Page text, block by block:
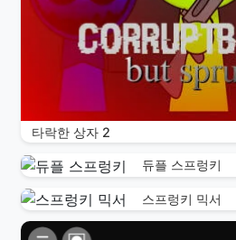
타락한 상자 2
듀플 스프렁키
스프렁키 믹서